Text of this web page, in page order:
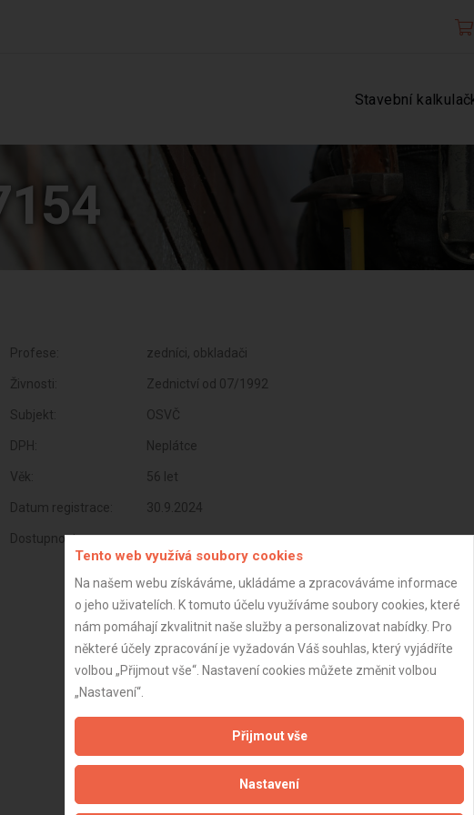
Stavební
Profese: zedníci, obkladači
Živnosti: Zednictví od 07/1992
Subjekt: OSVČ
DPH: Neplátce
Věk: 56 let
Datum registrace: 30.9.2024
Dostupnost:
Aktualizováno z portálu ARES dne 04.01.2025 15:02:48
Tento web využívá soubory cookies
Na našem webu získáváme, ukládáme a zpracováváme informace
o jeho uživatelích. K tomuto účelu využíváme soubory cookies, které
nám pomáhají zkvalitnit naše služby a personalizovat nabídky. Pro
některé účely zpracování je vyžadován Váš souhlas, který vyjádříte
volbou „Přijmout vše“. Nastavení cookies můžete změnit volbou
„Nastavení“.
Přijmout vše
Nastavení